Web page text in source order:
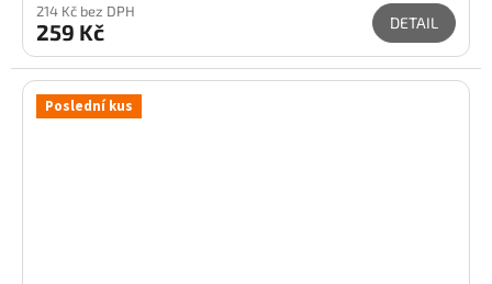
214 Kč bez DPH
259 Kč DETAIL
Poslední kus